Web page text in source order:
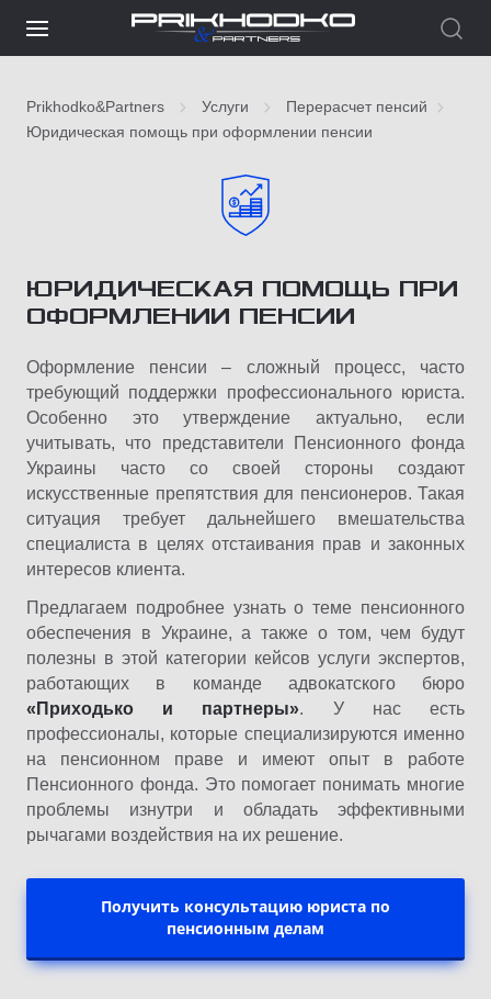
Prikhodko&Partners Услуги
Перерасчет пенсий
Юридическая помощь при оформлении пенсии
ЮРИДИЧЕСКАЯ ПОМОЩЬ ПРИ
ОФОРМЛЕНИИ ПЕНСИИ
Оформление пенсии – сложный процесс, часто
требующий поддержки профессионального юриста.
Особенно это утверждение актуально, если
учитывать, что представители Пенсионного фонда
Украины часто со своей стороны создают
искусственные препятствия для пенсионеров. Такая
ситуация требует дальнейшего вмешательства
специалиста в целях отстаивания прав и законных
интересов клиента.
Предлагаем подробнее узнать о теме пенсионного
обеспечения в Украине, а также о том, чем будут
полезны в этой категории кейсов услуги экспертов,
работающих в команде адвокатского бюро
«Приходько и партнеры». У нас есть
профессионалы, которые специализируются именно
на пенсионном праве и имеют опыт в работе
Пенсионного фонда. Это помогает понимать многие
проблемы изнутри и обладать эффективными
рычагами воздействия на их решение.
Получить консультацию юриста по
пенсионным делам